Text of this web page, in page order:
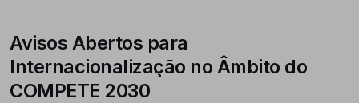
Avisos Abertos para
Internacionalização no Âmbito do
COMPETE 2030